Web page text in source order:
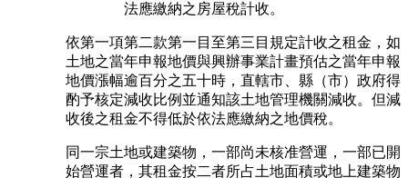
法應繳納之房屋稅計收。
依第一項第二款第一目至第三目規定計收之租金，如
土地之當年申報地價與興辦事業計畫預估之當年申報
地價漲幅逾百分之五十時，直轄市、縣（市）政府得
酌予核定減收比例並通知該土地管理機關減收。但減
收後之租金不得低於依法應繳納之地價稅。
同一宗土地或建築物，一部尚未核准營運，一部已開
始營運者，其租金按二者所占土地面積或地上建築物